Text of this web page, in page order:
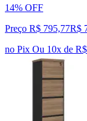
14% OFF
Preço R$ 795,77R$
no Pix Ou 10x de